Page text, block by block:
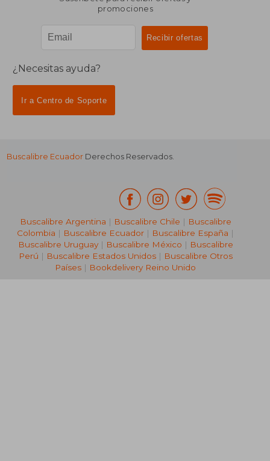
promociones
¿Necesitas ayuda?
Ir a Centro de Soporte
Buscalibre Ecuador Derechos Reservados.
Buscalibre Argentina | Buscalibre Chile | Buscalibre
Colombia | Buscalibre Ecuador | Buscalibre España |
Buscalibre Uruguay| Buscalibre México | Buscalibre
Perú | Buscalibre Estados Unidos| Buscalibre Otros
Países | Bookdelivery Reino Unido